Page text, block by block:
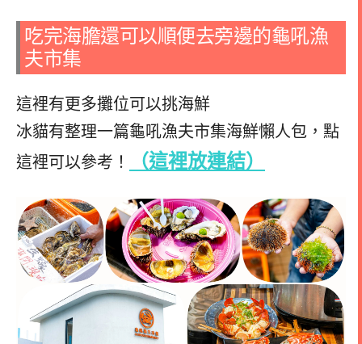
吃完海膽還可以順便去旁邊的龜吼漁
夫市集
這裡有更多攤位可以挑海鮮
冰貓有整理一篇龜吼漁夫市集海鮮懶人包，點
這裡可以參考！
（這裡放連結）